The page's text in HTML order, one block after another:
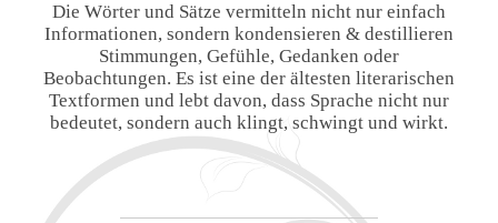
Die Wörter und Sätze vermitteln nicht nur einfach
Informationen, sondern kondensieren & destillieren
Stimmungen, Gefühle, Gedanken oder
Beobachtungen. Es ist eine der ältesten literarischen
Textformen und lebt davon, dass Sprache nicht nur
bedeutet, sondern auch klingt, schwingt und wirkt.